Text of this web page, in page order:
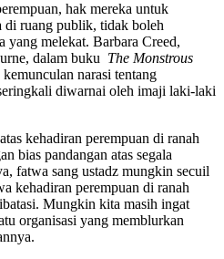
hak mereka untuk
di ruang publik, tidak boleh
yang melekat. Barbara Creed,
dalam buku The Monstrous
narasi tentang
diwarnai oleh imaji laki-laki
kehadiran perempuan di ranah
bias pandangan atas segala
fatwa sang ustadz mungkin secuil
kehadiran perempuan di ranah
Mungkin kita masih ingat
organisasi yang memblurkan